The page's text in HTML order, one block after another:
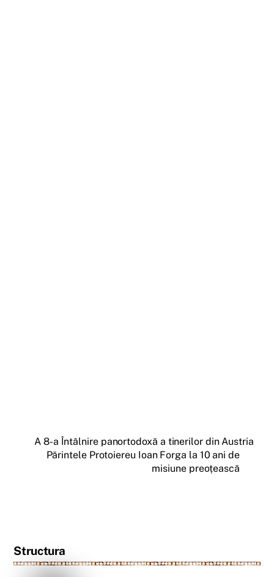
A 8-a Întâlnire panortodoxă a tinerilor din Austria
Părintele Protoiereu Ioan Forga la 10 ani de
misiune preoțească
Structura